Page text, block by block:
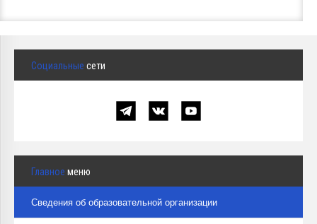
Социальные сети
Главное меню
Сведения об образовательной организации